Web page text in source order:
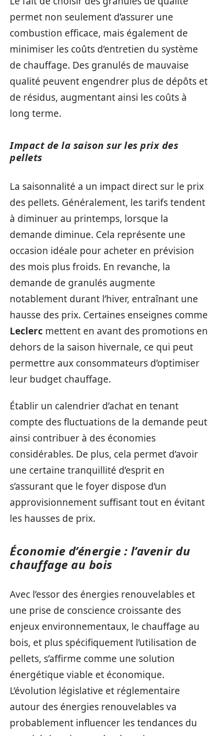
permet non seulement d’assurer une
combustion efficace, mais également de
minimiser les coûts d’entretien du système
de chauffage. Des granulés de mauvaise
qualité peuvent engendrer plus de dépôts et
de résidus, augmentant ainsi les coûts à
long terme.
Impact de la saison sur les prix des
pellets
La saisonnalité a un impact direct sur le prix
des pellets. Généralement, les tarifs tendent
à diminuer au printemps, lorsque la
demande diminue. Cela représente une
occasion idéale pour acheter en prévision
des mois plus froids. En revanche, la
demande de granulés augmente
notablement durant l’hiver, entraînant une
hausse des prix. Certaines enseignes comme
Leclerc mettent en avant des promotions en
dehors de la saison hivernale, ce qui peut
permettre aux consommateurs d’optimiser
leur budget chauffage.
Établir un calendrier d’achat en tenant
compte des fluctuations de la demande peut
ainsi contribuer à des économies
considérables. De plus, cela permet d’avoir
une certaine tranquillité d’esprit en
s’assurant que le foyer dispose d’un
approvisionnement suffisant tout en évitant
les hausses de prix.
Économie d’énergie : l’avenir du
chauffage au bois
Avec l’essor des énergies renouvelables et
une prise de conscience croissante des
enjeux environnementaux, le chauffage au
bois, et plus spécifiquement l’utilisation de
pellets, s’affirme comme une solution
énergétique viable et économique.
L’évolution législative et réglementaire
autour des énergies renouvelables va
probablement influencer les tendances du